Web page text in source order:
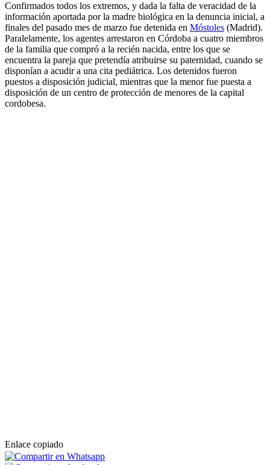
Confirmados todos los extremos, y dada la falta de veracidad de la
información aportada por la madre biológica en la denuncia inicial, a
finales del pasado mes de marzo fue detenida en Móstoles (Madrid).
Paralelamente, los agentes arrestaron en Córdoba a cuatro miembros
de la familia que compró a la recién nacida, entre los que se
encuentra la pareja que pretendía atribuirse su paternidad, cuando se
disponían a acudir a una cita pediátrica. Los detenidos fueron
puestos a disposición judicial, mientras que la menor fue puesta a
disposición de un centro de protección de menores de la capital
cordobesa.
Enlace copiado